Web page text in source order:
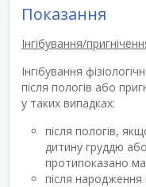
Показання
Інгібування/
Інгібування
після пологів або
у таких випадках:
після пологів,
дитину груддю
протипоказано
після